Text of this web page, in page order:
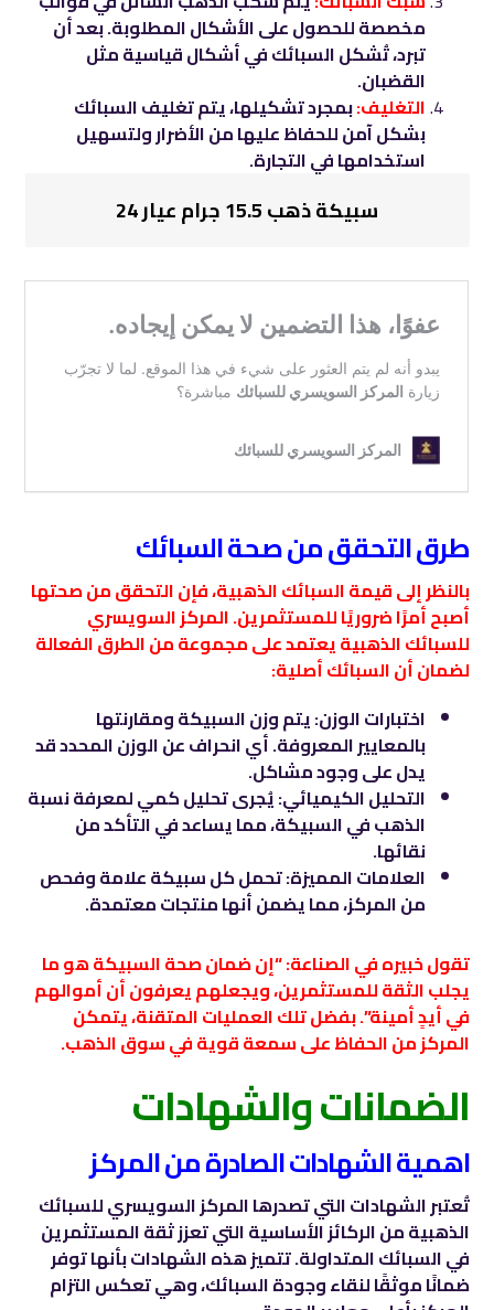
مخصصة للحصول على الأشكال المطلوبة. بعد أن
تبرد، تُشكل السبائك في أشكال قياسية مثل
القضبان.
التغليف:بمجرد تشكيلها، يتم تغليف السبائك
بشكل آمن للحفاظ عليها من الأضرار ولتسهيل
استخدامها في التجارة.
سبيكة ذهب 15.5 جرام عيار 24
طرق التحقق من صحة السبائك
بالنظر إلى قيمة السبائك الذهبية، فإن التحقق من صحتها
أصبح أمرًا ضروريًا للمستثمرين. المركز السويسري
للسبائك الذهبية يعتمد على مجموعة من الطرق الفعالة
لضمان أن السبائك أصلية:
اختبارات الوزن: يتم وزن السبيكة ومقارنتها
بالمعايير المعروفة. أي انحراف عن الوزن المحدد قد
يدل على وجود مشاكل.
التحليل الكيميائي: يُجرى تحليل كمي لمعرفة نسبة
الذهب في السبيكة، مما يساعد في التأكد من
نقائها.
العلامات المميزة: تحمل كل سبيكة علامة وفحص
من المركز، مما يضمن أنها منتجات معتمدة.
تقول خبيره في الصناعة: “إن ضمان صحة السبيكة هو ما
يجلب الثقة للمستثمرين، ويجعلهم يعرفون أن أموالهم
في أيدٍ أمينة”. بفضل تلك العمليات المتقنة، يتمكن
المركز من الحفاظ على سمعة قوية في سوق الذهب.
الضمانات والشهادات
اهمية الشهادات الصادرة من المركز
تُعتبر الشهادات التي تصدرها المركز السويسري للسبائك
الذهبية من الركائز الأساسية التي تعزز ثقة المستثمرين
في السبائك المتداولة. تتميز هذه الشهادات بأنها توفر
ضمانًا موثقًا لنقاء وجودة السبائك، وهي تعكس التزام